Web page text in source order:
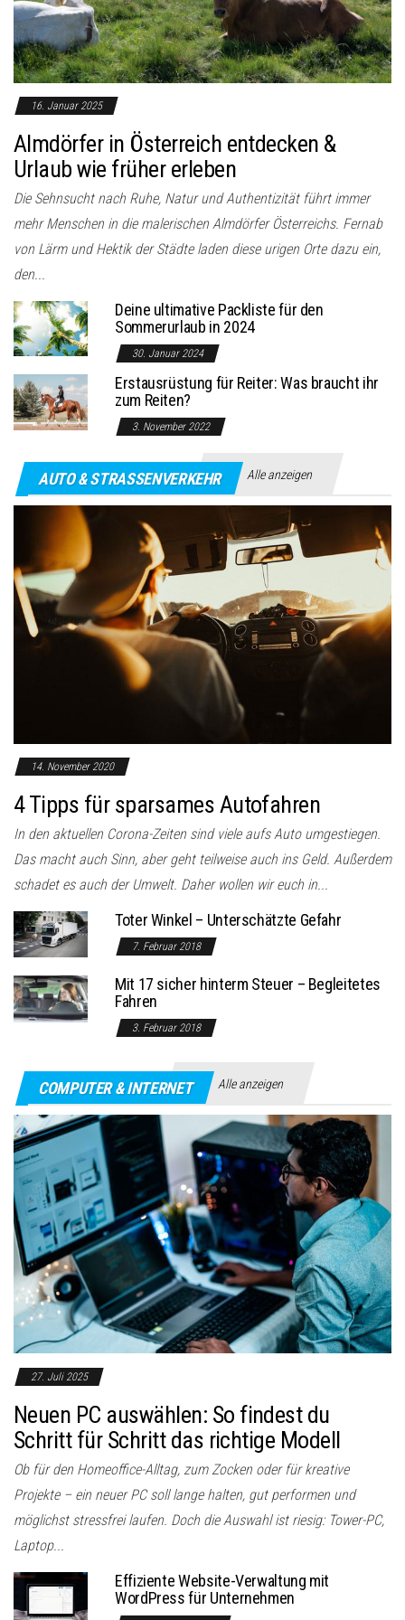
n
16. Januar 2025
Almdörfer in Österreich entdecken &
Urlaub wie früher erleben
Die Sehnsucht nach Ruhe, Natur und Authentizität führt immer
mehr Menschen in die malerischen Almdörfer Österreichs. Fernab
von Lärm und Hektik der Städte laden diese urigen Orte dazu ein,
den...
Deine ultimative Packliste für den
Sommerurlaub in 2024
30. Januar 2024
Erstausrüstung für Reiter: Was braucht ihr
zum Reiten?
3. November 2022
AUTO & STRASSENVERKEHR Alle anzeigen
14. November 2020
4 Tipps für sparsames Autofahren
In den aktuellen Corona-Zeiten sind viele aufs Auto umgestiegen.
Das macht auch Sinn, aber geht teilweise auch ins Geld. Außerdem
schadet es auch der Umwelt. Daher wollen wir euch in...
Toter Winkel – Unterschätzte Gefahr
7. Februar 2018
Mit 17 sicher hinterm Steuer – Begleitetes
Fahren
3. Februar 2018
COMPUTER & INTERNET Alle anzeigen
27. Juli 2025
Neuen PC auswählen: So findest du
Schritt für Schritt das richtige Modell
Ob für den Homeoffice-Alltag, zum Zocken oder für kreative
Projekte – ein neuer PC soll lange halten, gut performen und
möglichst stressfrei laufen. Doch die Auswahl ist riesig: Tower-PC,
Laptop...
Effiziente Website-Verwaltung mit
WordPress für Unternehmen